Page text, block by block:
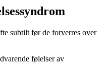
subtilt før de forverres over
følelser av